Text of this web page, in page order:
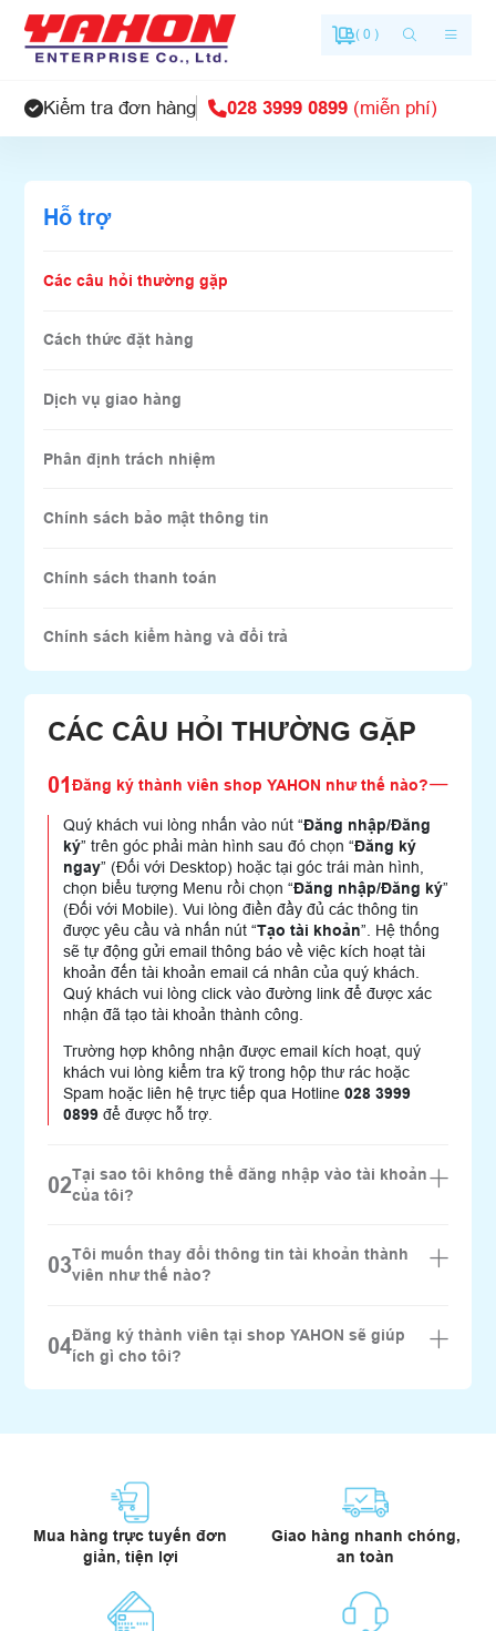
( 0 )
Kiểm tra đơn hàng 028 3999 0899 (miễn phí)
Hỗ trợ
Các câu hỏi thường gặp
Cách thức đặt hàng
Dịch vụ giao hàng
Phân định trách nhiệm
Chính sách bảo mật thông tin
Chính sách thanh toán
Chính sách kiểm hàng và đổi trả
CÁC CÂU HỎI THƯỜNG GẶP
01 Đăng ký thành viên shop YAHON như thế nào?
Quý khách vui lòng nhấn vào nút “Đăng nhập/Đăng
ký” trên góc phải màn hình sau đó chọn “Đăng ký
ngay” (Đối với Desktop) hoặc tại góc trái màn hình,
chọn biểu tượng Menu rồi chọn “Đăng nhập/Đăng ký”
(Đối với Mobile). Vui lòng điền đầy đủ các thông tin
được yêu cầu và nhấn nút “Tạo tài khoản”. Hệ thống
sẽ tự động gửi email thông báo về việc kích hoạt tài
khoản đến tài khoản email cá nhân của quý khách.
Quý khách vui lòng click vào đường link để được xác
nhận đã tạo tài khoản thành công.
Trường hợp không nhận được email kích hoạt, quý
khách vui lòng kiểm tra kỹ trong hộp thư rác hoặc
Spam hoặc liên hệ trực tiếp qua Hotline 028 3999
0899để được hỗ trợ.
02Tại sao tôi không thể đăng nhập vào tài khoản
của tôi?
03Tôi muốn thay đổi thông tin tài khoản thành
viên như thế nào?
04Đăng ký thành viên tại shop YAHON sẽ giúp
ích gì cho tôi?
Mua hàng trực tuyến đơn
giản, tiện lợi
Giao hàng nhanh chóng,
an toàn